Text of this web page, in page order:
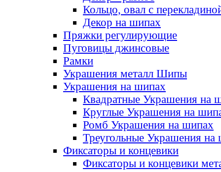
Кольцо, овал с
Декор на шипах
Пряжки регулирующие
Пуговицы джинсовые
Рамки
Украшения металл Шипы
Украшения на шипах
Квадратные Украшения на
Круглые Украшения на
Ромб Украшения на шипах
Треугольные Украшения на
Фиксаторы и концевики
Фиксаторы и концевики